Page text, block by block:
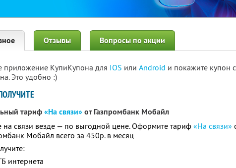
Отзывы Вопросы по акции
приложение КупиКупона для IOS или Android и покажите купон
Это удобно :)
тариф«На связи»от Газпромбанк Мобайл
на связи везде — по выгодной цене. Оформите тариф «На связи»
Мобайл всего за 450р. в месяц
интернета